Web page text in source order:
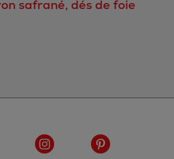
safrané, dés de foie